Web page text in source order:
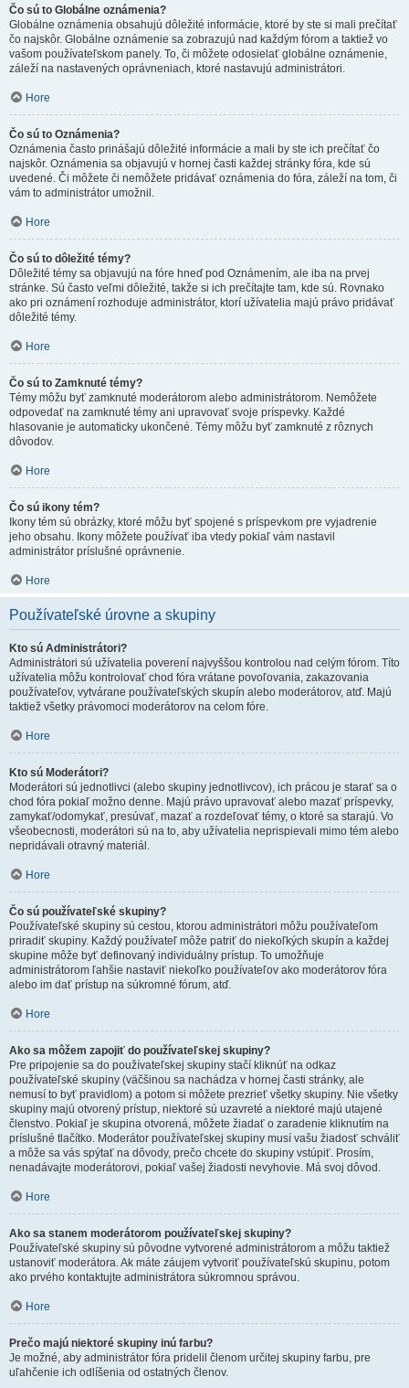
Čo sú to Globálne oznámenia?
Globálne oznámenia obsahujú dôležité informácie, ktoré by ste si mali prečítať
čo najskôr. Globálne oznámenie sa zobrazujú nad každým fórom a taktiež vo
vašom používateľskom panely. To, či môžete odosielať globálne oznámenie,
záleží na nastavených oprávneniach, ktoré nastavujú administrátori.
Hore
Čo sú to Oznámenia?
Oznámenia často prinášajú dôležité informácie a mali by ste ich prečítať čo
najskôr. Oznámenia sa objavujú v hornej časti každej stránky fóra, kde sú
uvedené. Či môžete či nemôžete pridávať oznámenia do fóra, záleží na tom, či
vám to administrátor umožnil.
Hore
Čo sú to dôležité témy?
Dôležité témy sa objavujú na fóre hneď pod Oznámením, ale iba na prvej
stránke. Sú často veľmi dôležité, takže si ich prečítajte tam, kde sú. Rovnako
ako pri oznámení rozhoduje administrátor, ktorí užívatelia majú právo pridávať
dôležité témy.
Hore
Čo sú to Zamknuté témy?
Témy môžu byť zamknuté moderátorom alebo administrátorom. Nemôžete
odpovedať na zamknuté témy ani upravovať svoje príspevky. Každé
hlasovanie je automaticky ukončené. Témy môžu byť zamknuté z rôznych
dôvodov.
Hore
Čo sú ikony tém?
Ikony tém sú obrázky, ktoré môžu byť spojené s príspevkom pre vyjadrenie
jeho obsahu. Ikony môžete používať iba vtedy pokiaľ vám nastavil
administrátor príslušné oprávnenie.
Hore
Používateľské úrovne a skupiny
Kto sú Administrátori?
Administrátori sú užívatelia poverení najvyššou kontrolou nad celým fórom. Títo
užívatelia môžu kontrolovať chod fóra vrátane povoľovania, zakazovania
používateľov, vytvárane používateľských skupín alebo moderátorov, atď. Majú
taktiež všetky právomoci moderátorov na celom fóre.
Hore
Kto sú Moderátori?
Moderátori sú jednotlivci (alebo skupiny jednotlivcov), ich prácou je starať sa o
chod fóra pokiaľ možno denne. Majú právo upravovať alebo mazať príspevky,
zamykať/odomykať, presúvať, mazať a rozdeľovať témy, o ktoré sa starajú. Vo
všeobecnosti, moderátori sú na to, aby užívatelia neprispievali mimo tém alebo
nepridávali otravný materiál.
Hore
Čo sú používateľské skupiny?
Používateľské skupiny sú cestou, ktorou administrátori môžu používateľom
priradiť skupiny. Každý používateľ môže patriť do niekoľkých skupín a každej
skupine môže byť definovaný individuálny prístup. To umožňuje
administrátorom ľahšie nastaviť niekoľko používateľov ako moderátorov fóra
alebo im dať prístup na súkromné fórum, atď.
Hore
Ako sa môžem zapojiť do používateľskej skupiny?
Pre pripojenie sa do používateľskej skupiny stačí kliknúť na odkaz
používateľské skupiny (väčšinou sa nachádza v hornej časti stránky, ale
nemusí to byť pravidlom) a potom si môžete prezrieť všetky skupiny. Nie všetky
skupiny majú otvorený prístup, niektoré sú uzavreté a niektoré majú utajené
členstvo. Pokiaľ je skupina otvorená, môžete žiadať o zaradenie kliknutím na
príslušné tlačítko. Moderátor používateľskej skupiny musí vašu žiadosť schváliť
a môže sa vás spýtať na dôvody, prečo chcete do skupiny vstúpiť. Prosím,
nenadávajte moderátorovi, pokiaľ vašej žiadosti nevyhovie. Má svoj dôvod.
Hore
Ako sa stanem moderátorom používateľskej skupiny?
Používateľské skupiny sú pôvodne vytvorené administrátorom a môžu taktiež
ustanoviť moderátora. Ak máte záujem vytvoriť používateľskú skupinu, potom
ako prvého kontaktujte administrátora súkromnou správou.
Hore
Prečo majú niektoré skupiny inú farbu?
Je možné, aby administrátor fóra pridelil členom určitej skupiny farbu, pre
uľahčenie ich odlíšenia od ostatných členov.